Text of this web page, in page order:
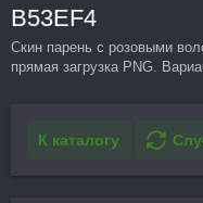
B53EF4
Скин парень с розовыми
прямая загрузка PNG.
К каталогу